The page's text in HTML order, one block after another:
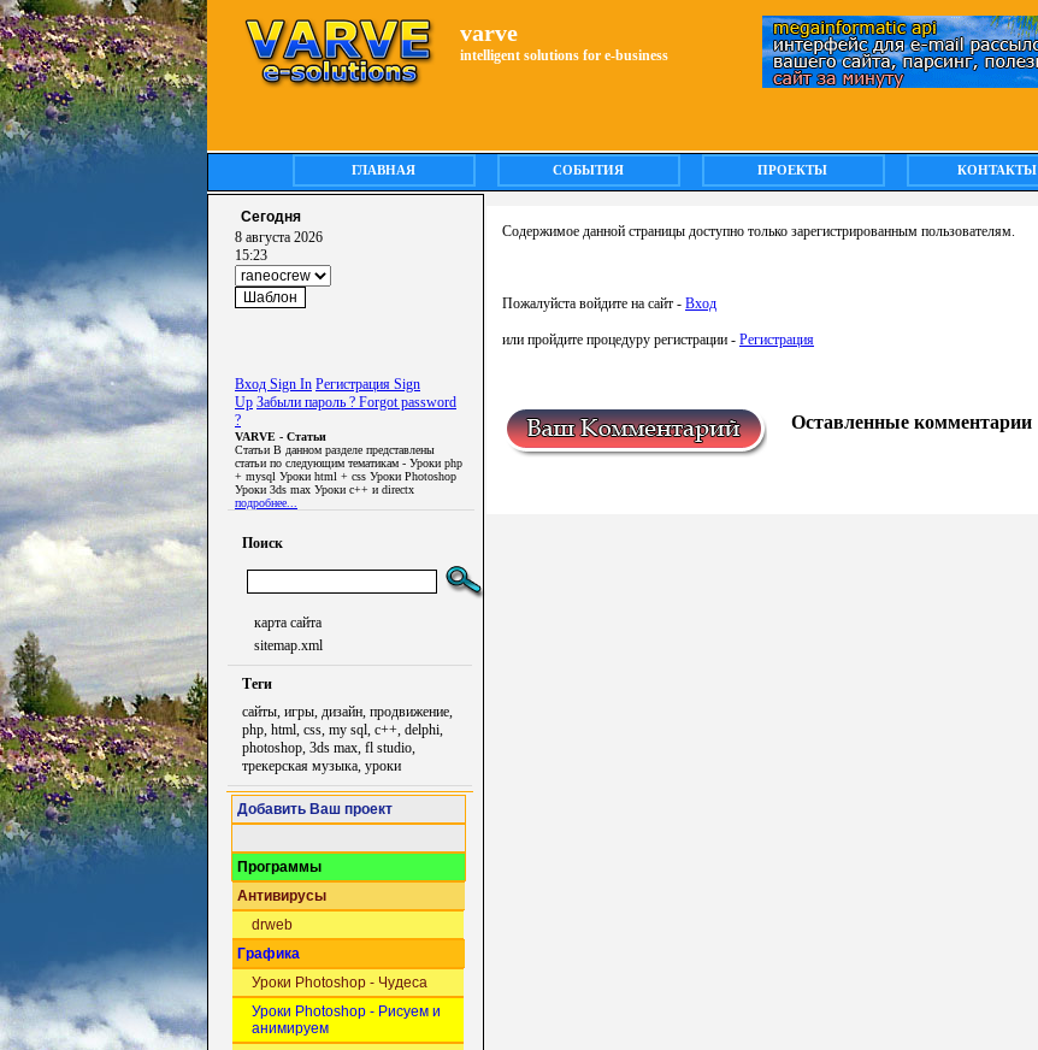
varve
intelligent solutions for e-business
ГЛАВНАЯ СОБЫТИЯ ПРОЕКТЫ КОНТАКТЫ
Сегодня
8 августа 2026
15:23
Вход Sign In Регистрация Sign
Up Забыли пароль ? Forgot password
?
VARVE - Статьи
Статьи В данном разделе представлены
статьи по следующим тематикам - Уроки php
+ mysql Уроки html + css Уроки Photoshop
Уроки 3ds max Уроки c++ и directx
подробнее...
Поиск
карта сайта
sitemap.xml
Теги
сайты, игры, дизайн, продвижение,
php, html, css, my sql, c++, delphi,
photoshop, 3ds max, fl studio,
трекерская музыка, уроки
Добавить Ваш проект
Программы
Антивирусы
drweb
Графика
Уроки Photoshop - Чудеса
Уроки Photoshop - Рисуем и
анимируем
Содержимое данной страницы доступно только зарегистрированным пользователям.
Пожалуйста войдите на сайт - Вход
или пройдите процедуру регистрации - Регистрация
Оставленные комментарии